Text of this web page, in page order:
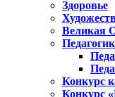
Здоровье
Великая
Конкурс
Конкурс